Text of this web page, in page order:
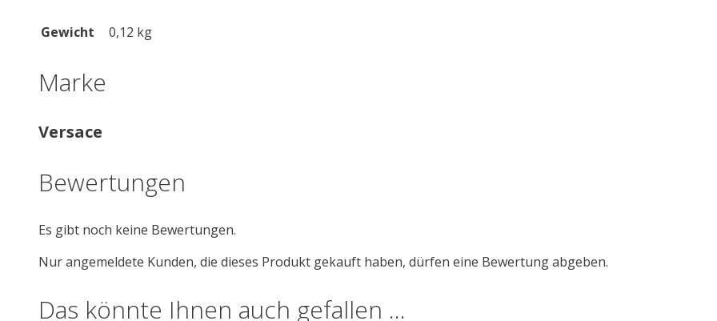
Gewicht 0,12 kg
Marke
Versace
Bewertungen
Es gibt noch keine Bewertungen.
Nur angemeldete Kunden, die dieses Produkt gekauft haben, dürfen eine Bewertung abgeben.
Das könnte Ihnen auch gefallen …